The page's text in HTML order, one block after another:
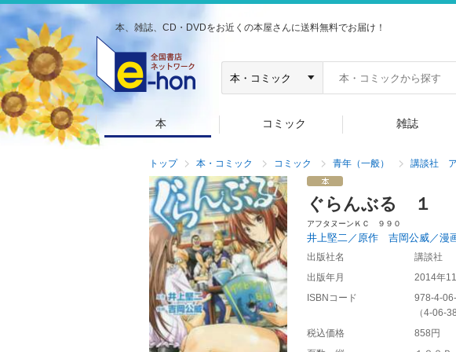
本、雑誌、CD・DVDをお近くの本屋さんに送料無料でお届け！
本 コミック 雑誌
トップ 本・コミック コミック 青年（一般） 講談社 ア
ぐらんぶる １
アフタヌーンＫＣ ９９０
井上堅二／原作 吉岡公威／漫
出版社名
講談社
出版年月
2014年
ISBNコード
978-4-
（4-06-
税込価格
858円